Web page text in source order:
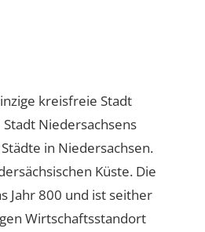
kreisfreie Stadt
Niedersachsens
in Niedersachsen.
Küste. Die
Jahr 800 und ist seither
Wirtschaftsstandort